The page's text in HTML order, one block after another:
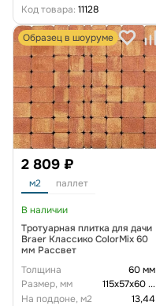
Код товара: 11128
Образец в шоуруме
2 809 ₽
м2 паллет
В наличии
Тротуарная плитка для дачи
Braer Классико ColorMix 60
мм Рассвет
Толщина
60 мм
Размер, мм
115х57х60...
На поддоне, м2
13,44